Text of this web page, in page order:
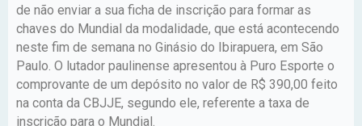
de não enviar a sua ficha de inscrição para formar as
chaves do Mundial da modalidade, que está acontecendo
neste fim de semana no Ginásio do Ibirapuera, em São
Paulo. O lutador paulinense apresentou à Puro Esporte o
comprovante de um depósito no valor de R$ 390,00 feito
na conta da CBJJE, segundo ele, referente a taxa de
inscrição para o Mundial.